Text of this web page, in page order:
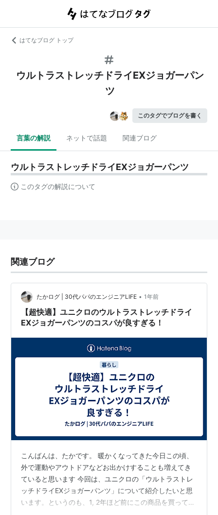
はてなブログ トップ
ウルトラストレッチドライEXジョガーパン
ツ
このタグでブログを書く
言葉の解説 ネットで話題 関連ブログ
ウルトラストレッチドライEXジョガーパンツ
このタグの解説について
関連ブログ
たかログ | 30代パパのエンジニアLIFE • 1年前
【超快適】ユニクロのウルトラストレッチドライ
EXジョガーパンツのコスパが良すぎる！
こんばんは、たかです。 暖かくなってきた今日この頃、
外で運動やアウトドアなどお出かけすることも増えてき
ていると思います 今回は、ユニクロの「ウルトラストレ
ッチドライEXジョガーパンツ」について紹介したいと思
います。というのも、1, 2年ほど前にこの商品を買って以